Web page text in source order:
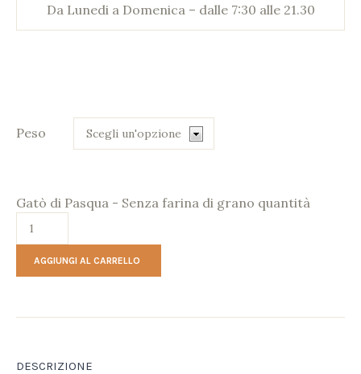
Da Lunedi a Domenica – dalle 7:30 alle 21.30
Peso
Gatò di Pasqua - Senza farina di grano quantità
AGGIUNGI AL CARRELLO
DESCRIZIONE